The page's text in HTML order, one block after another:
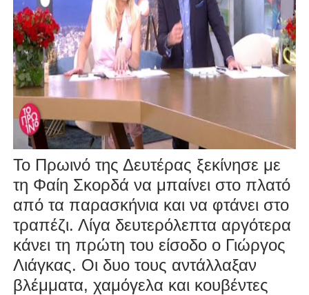
Το Πρωινό της Δευτέρας ξεκίνησε με
τη Φαίη Σκορδά να μπαίνει στο πλατό
από τα παρασκήνια και να φτάνει στο
τραπέζι. Λίγα δευτερόλεπτα αργότερα
κάνει τη πρώτη του είσοδο ο Γιώργος
Λιάγκας. Οι δυο τους αντάλλαξαν
βλέμματα, χαμόγελα και κουβέντες